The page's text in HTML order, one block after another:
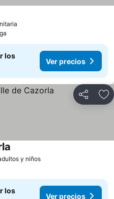
los
Ver precios
Compartir
y niños
los
Ver precios